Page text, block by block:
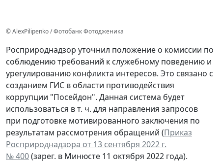
© AlexPilipenko / Фотобанк Фотодженика
Росприроднадзор уточнил положение о комиссии по
соблюдению требований к служебному поведению и
урегулированию конфликта интересов. Это связано с
созданием ГИС в области противодействия
коррупции "Посейдон". Данная система будет
использоваться в т. ч. для направления запросов
при подготовке мотивированного заключения по
результатам рассмотрения обращений (Приказ
Росприроднадзора от 13 сентября 2022 г.
№ 400(зарег. в Минюсте 11 октября 2022 года).